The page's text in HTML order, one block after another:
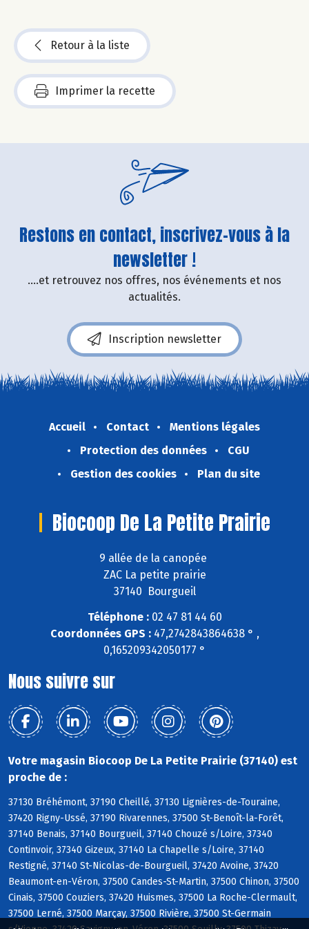
Retour à la liste
Imprimer la recette
Restons en contact, inscrivez-vous à la
newsletter !
....et retrouvez nos offres, nos événements et nos
actualités.
Inscription newsletter
Accueil Contact
Mentions légales
Protection des données
CGU
Gestion des cookies
Plan du site
Biocoop De La Petite Prairie
9 allée de la canopée
ZAC La petite prairie
37140 Bourgueil
Téléphone :02 47 81 44 60
Coordonnées GPS :47,2742843864638 ° ,
0,165209342050177 °
Nous suivre sur
Votre magasin Biocoop De La Petite Prairie (37140) est
proche de :
37130 Bréhémont, 37190 Cheillé, 37130 Lignières-de-Touraine,
37420 Rigny-Ussé, 37190 Rivarennes, 37500 St-Benoît-la-Forêt,
37140 Benais, 37140 Bourgueil, 37140 Chouzé s/Loire, 37340
Continvoir, 37340 Gizeux, 37140 La Chapelle s/Loire, 37140
Restigné, 37140 St-Nicolas-de-Bourgueil, 37420 Avoine, 37420
Beaumont-en-Véron, 37500 Candes-St-Martin, 37500 Chinon, 37500
Cinais, 37500 Couziers, 37420 Huismes, 37500 La Roche-Clermault,
37500 Lerné, 37500 Marçay, 37500 Rivière, 37500 St-Germain